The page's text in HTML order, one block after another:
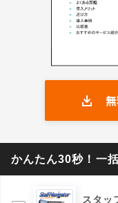
能。システムに
扱え、日々の業
他社システムか
に強い 既存シス
変更への手厚い
ステムからの乗
移行を実現します。 ※出典：スタッフナ
かんたん30秒！一
スタッ